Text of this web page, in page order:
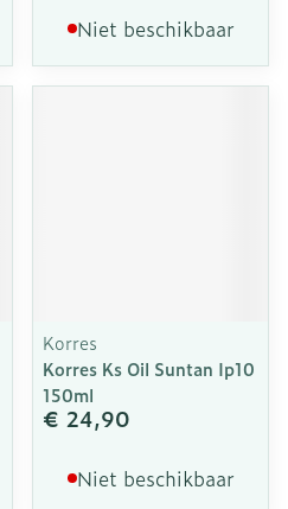
Niet beschikbaar
Korres
Korres Ks Oil Suntan Ip10
150ml
€ 24,90
Niet beschikbaar